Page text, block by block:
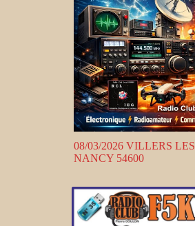
08/03/2026 VILLERS LES
NANCY 54600